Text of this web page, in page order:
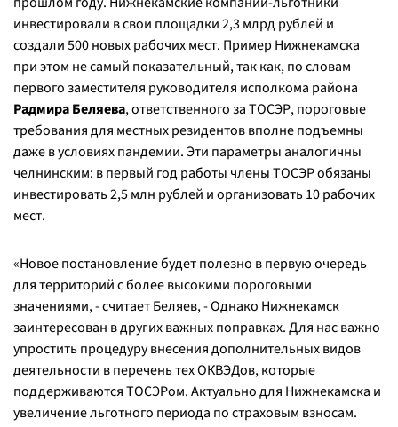
инвестировали в свои площадки 2,3 млрд рублей и
создали 500 новых рабочих мест. Пример Нижнекамска
при этом не самый показательный, так как, по словам
первого заместителя руководителя исполкома района
Радмира Беляева, ответственного за ТОСЭР, пороговые
требования для местных резидентов вполне подъемны
даже в условиях пандемии. Эти параметры аналогичны
челнинским: в первый год работы члены ТОСЭР обязаны
инвестировать 2,5 млн рублей и организовать 10 рабочих
мест.
«Новое постановление будет полезно в первую очередь
для территорий с более высокими пороговыми
значениями, - считает Беляев, - Однако Нижнекамск
заинтересован в других важных поправках. Для нас важно
упростить процедуру внесения дополнительных видов
деятельности в перечень тех ОКВЭДов, которые
поддерживаются ТОСЭРом. Актуально для Нижнекамска и
увеличение льготного периода по страховым взносам.